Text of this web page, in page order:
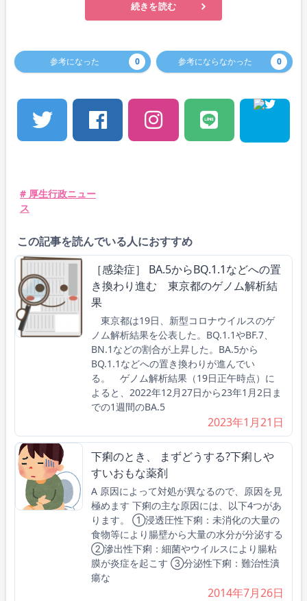
続きを読む
参考になった 0 参考にならなかった 0
# 厚生行政ニュー
ス
この記事を読んでいる人におすすめ
［感染症］ BA.5からBQ.1.1などへの置
き換わり進む 東京都のゲノム解析結
果
東京都は19日、新型コロナウイルスのゲ
ノム解析結果を公表した。BQ.1.1やBF.7、
BN.1などの割合が上昇した。BA.5から
BQ.1.1などへの置き換わりが進んでい
る。 ゲノム解析結果（19日正午時点）に
よると、2022年12月27日から23年1月2日ま
での1週間のBA.5
2023年1月21日
下痢のとき、 まずどうする?下痢しや
すいおもな薬剤
A 原因によって対処が異なるので、原因を見
極めます 下痢の主な原因には、以下4つがあ
ります。 ①浸透圧性下痢：未消化の大量の
食物等により腸壁から大量の水分が分泌する
②滲出性下痢：細菌やウイルスにより腸粘
膜が炎症を起こす ③分泌性下痢：難治性潰
瘍な
2014年7月26日